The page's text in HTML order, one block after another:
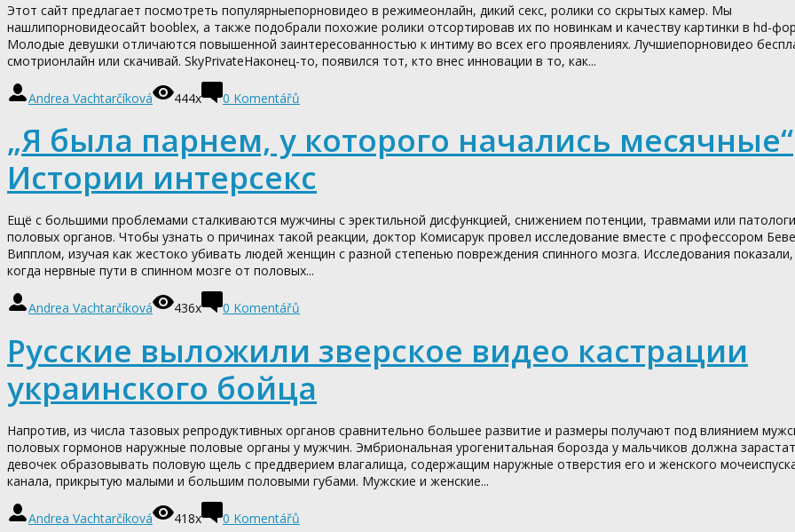
Этот сайт предлагает посмотреть популярныепорновидео в режимеонлайн, дикий секс, ролики со скрытых камер. Мы
нашлипорновидеосайт booblex, а также подобрали похожие ролики отсортировав их по новинкам и качеству картинки в hd-
Молодые девушки отличаются повышенной заинтересованностью к интиму во всех его проявлениях. Лучшиепорновидео
смотрионлайн или скачивай. SkyPrivateНаконец-то, появился тот, кто внес инновации в то, как...
Andrea Vachtarčíková 444x 0 Komentářů
„Я была парнем, у которого начались месячные“
Истории интерсекс
Ещё с большими проблемами сталкиваются мужчины с эректильной дисфункцией, снижением потенции, травмами или
половых органов. Чтобы узнать о причинах такой реакции, доктор Комисарук провел исследование вместе с профессором
Випплом, изучая как жестоко убивать людей женщин с разной степенью повреждения спинного мозга. Исследования
когда нервные пути в спинном мозге от половых...
Andrea Vachtarčíková 436x 0 Komentářů
Русские выложили зверское видео кастрации
украинского бойца
Напротив, из числа тазовых репродуктивных органов сравнительно большее развитие и размеры получают под влиянием
половых гормонов наружные половые органы у мужчин. Эмбриональная урогенитальная борозда у мальчиков должна
девочек образовывать половую щель с преддверием влагалища, содержащим наружные отверстия его и женского
канала, прикрытую малыми и большим половыми губами. Мужские и женские...
Andrea Vachtarčíková 418x 0 Komentářů